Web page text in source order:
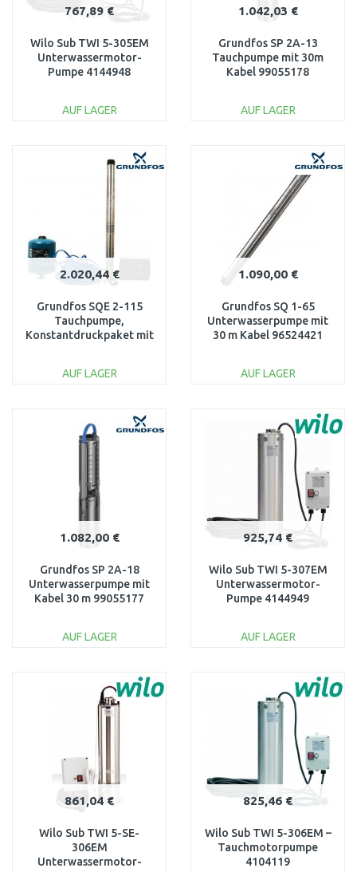
767,89 €
Wilo Sub TWI 5-305EM
Unterwassermotor-
Pumpe 4144948
AUF LAGER
Vergleichen
1.042,03 €
Grundfos SP 2A-13
Tauchpumpe mit 30m
Kabel 99055178
AUF LAGER
Vergleichen
2.020,44 €
Grundfos SQE 2-115
Tauchpumpe,
Konstantdruckpaket mit
AUF LAGER
Vergleichen
1.090,00 €
Grundfos SQ 1-65
Unterwasserpumpe mit
30 m Kabel 96524421
AUF LAGER
Vergleichen
1.082,00 €
Grundfos SP 2A-18
Unterwasserpumpe mit
Kabel 30 m 99055177
AUF LAGER
Vergleichen
925,74 €
Wilo Sub TWI 5-307EM
Unterwassermotor-
Pumpe 4144949
AUF LAGER
Vergleichen
861,04 €
Wilo Sub TWI 5-SE-
306EM
Unterwassermotor-
825,46 €
Wilo Sub TWI 5-306EM –
Tauchmotorpumpe
4104119